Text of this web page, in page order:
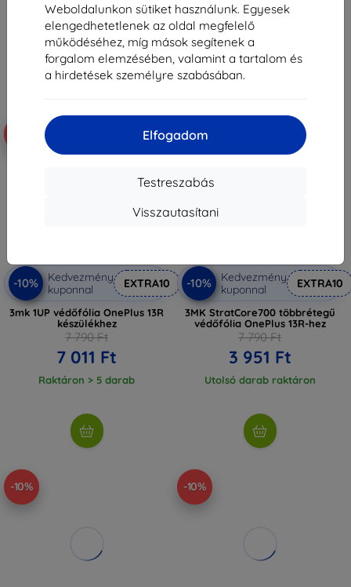
Weboldalunkon sütiket használunk. Egyesek
elengedhetetlenek az oldal megfelelő
működéséhez, míg mások segítenek a
forgalom elemzésében, valamint a tartalom és
a hirdetések személyre szabásában.
Elfogadom
Testreszabás
Visszautasítani
Raktáron > 5 darab Raktáron > 5 darab
-10%
Kedvezmény
kuponnal
EXTRA10
3mk 1UP védőfólia OnePlus 13R
készülékhez
7 790 Ft
7 011 Ft
Raktáron > 5 darab
-49%
-10%
Kedvezmény
kuponnal
EXTRA10
3MK StratCore700 többrétegű
védőfólia OnePlus 13R-hez
7 790 Ft
3 951 Ft
Utolsó darab raktáron
-10% -10%